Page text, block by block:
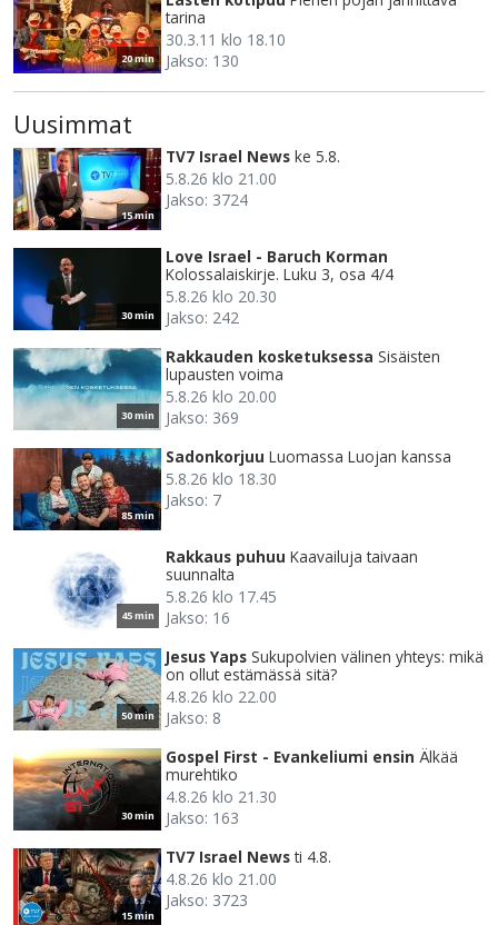
20 min
tarina
30.3.11 klo 18.10
Jakso: 130
Uusimmat
15 min
TV7 Israel News ke 5.8.
5.8.26 klo 21.00
Jakso: 3724
30 min
Love Israel - Baruch Korman
Kolossalaiskirje. Luku 3, osa 4/4
5.8.26 klo 20.30
Jakso: 242
30 min
Rakkauden kosketuksessa Sisäisten
lupausten voima
5.8.26 klo 20.00
Jakso: 369
85 min
Sadonkorjuu Luomassa Luojan kanssa
5.8.26 klo 18.30
Jakso: 7
45 min
Rakkaus puhuu Kaavailuja taivaan
suunnalta
5.8.26 klo 17.45
Jakso: 16
50 min
Jesus Yaps Sukupolvien välinen yhteys: mikä
on ollut estämässä sitä?
4.8.26 klo 22.00
Jakso: 8
30 min
Gospel First - Evankeliumi ensin Älkää
murehtiko
4.8.26 klo 21.30
Jakso: 163
15 min
TV7 Israel News ti 4.8.
4.8.26 klo 21.00
Jakso: 3723